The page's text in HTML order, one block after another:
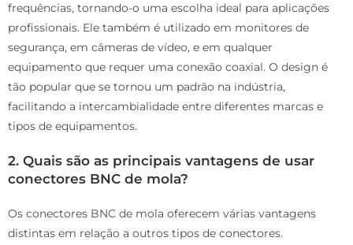
frequências, tornando-o uma escolha ideal para aplicações
profissionais. Ele também é utilizado em monitores de
segurança, em câmeras de vídeo, e em qualquer
equipamento que requer uma conexão coaxial. O design é
tão popular que se tornou um padrão na indústria,
facilitando a intercambialidade entre diferentes marcas e
tipos de equipamentos.
2. Quais são as principais vantagens de usar
conectores BNC de mola?
Os conectores BNC de mola oferecem várias vantagens
distintas em relação a outros tipos de conectores.